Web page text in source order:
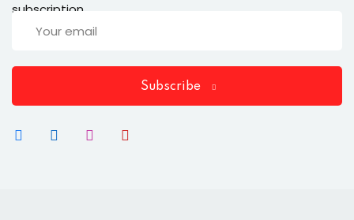
subscription
Subscribe